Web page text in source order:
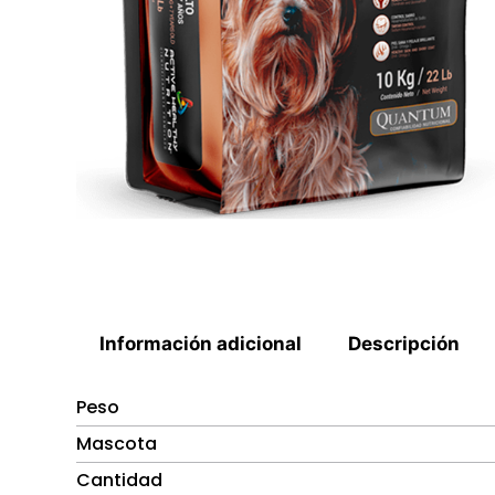
Información adicional Descripción
Peso
Mascota
Cantidad